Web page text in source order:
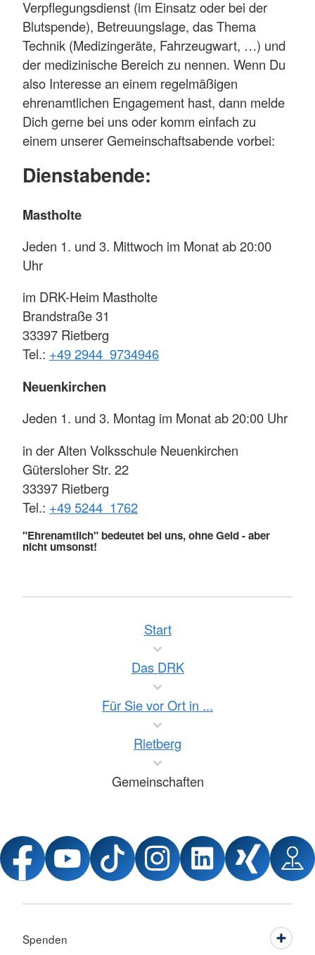
Verpflegungsdienst (im Einsatz oder bei der
Blutspende), Betreuungslage, das Thema
Technik (Medizingeräte, Fahrzeugwart, …) und
der medizinische Bereich zu nennen. Wenn Du
also Interesse an einem regelmäßigen
ehrenamtlichen Engagement hast, dann melde
Dich gerne bei uns oder komm einfach zu
einem unserer Gemeinschaftsabende vorbei:
Dienstabende:
Mastholte
Jeden 1. und 3. Mittwoch im Monat ab 20:00
Uhr
im DRK-Heim Mastholte
Brandstraße 31
33397 Rietberg
Tel.: +49 2944 9734946
Neuenkirchen
Jeden 1. und 3. Montag im Monat ab 20:00 Uhr
in der Alten Volksschule Neuenkirchen
Gütersloher Str. 22
33397 Rietberg
Tel.: +49 5244 1762
"Ehrenamtlich" bedeutet bei uns, ohne Geld - aber
nicht umsonst!
Start
Das DRK
Für Sie vor Ort in ...
Rietberg
Gemeinschaften
Spenden